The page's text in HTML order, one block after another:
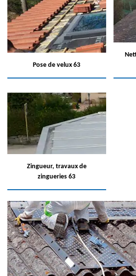
Pose de velux 63
Zingueur, travaux de
zingueries 63